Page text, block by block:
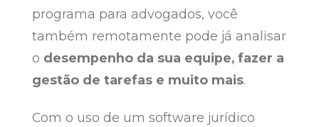
programa para advogados, você
também remotamente pode já analisar
o desempenho da sua equipe, fazer a
gestão de tarefas e muito mais.
Com o uso de um software jurídico